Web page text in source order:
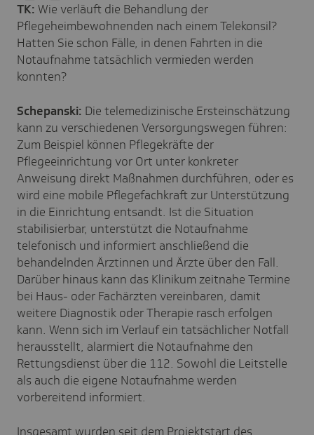
TK: Wie verläuft die Behandlung der
Pflegeheimbewohnenden nach einem Telekonsil?
Hatten Sie schon Fälle, in denen Fahrten in die
Notaufnahme tatsächlich vermieden werden
konnten?
Schepanski: Die telemedizinische Ersteinschätzung
kann zu verschiedenen Versorgungswegen führen:
Zum Beispiel können Pflegekräfte der
Pflegeeinrichtung vor Ort unter konkreter
Anweisung direkt Maßnahmen durchführen, oder es
wird eine mobile Pflegefachkraft zur Unterstützung
in die Einrichtung entsandt. Ist die Situation
stabilisierbar, unterstützt die Notaufnahme
telefonisch und informiert anschließend die
behandelnden Ärztinnen und Ärzte über den Fall.
Darüber hinaus kann das Klinikum zeitnahe Termine
bei Haus- oder Fachärzten vereinbaren, damit
weitere Diagnostik oder Therapie rasch erfolgen
kann. Wenn sich im Verlauf ein tatsächlicher Notfall
herausstellt, alarmiert die Notaufnahme den
Rettungsdienst über die 112. Sowohl die Leitstelle
als auch die eigene Notaufnahme werden
vorbereitend informiert.
Insgesamt wurden seit dem Projektstart des